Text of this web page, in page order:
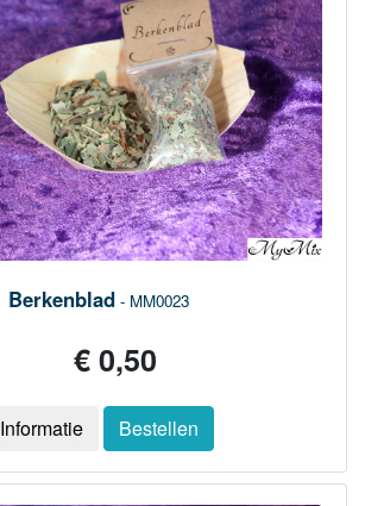
Berkenblad - MM0023
€ 0,50
Informatie Bestellen